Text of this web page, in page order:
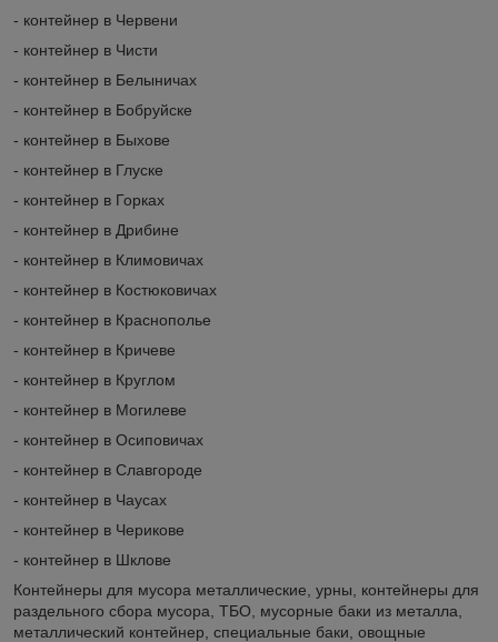
- контейнер в Червени
- контейнер в Чисти
- контейнер в Белыничах
- контейнер в Бобруйске
- контейнер в Быхове
- контейнер в Глуске
- контейнер в Горках
- контейнер в Дрибине
- контейнер в Климовичах
- контейнер в Костюковичах
- контейнер в Краснополье
- контейнер в Кричеве
- контейнер в Круглом
- контейнер в Могилеве
- контейнер в Осиповичах
- контейнер в Славгороде
- контейнер в Чаусах
- контейнер в Черикове
- контейнер в Шклове
Контейнеры для мусора металлические, урны, контейнеры для
раздельного сбора мусора, ТБО, мусорные баки из металла,
металлический контейнер, специальные баки, овощные